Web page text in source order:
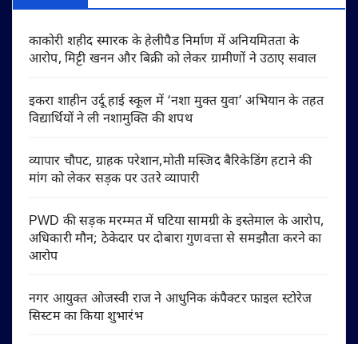
काकोरी शहीद स्मारक के हेलीपैड निर्माण में अनियमितता के
आरोप, मिट्टी खनन और बिक्री को लेकर ग्रामीणों ने उठाए सवाल
इकरा शाहीन उर्दू हाई स्कूल में ‘नशा मुक्त युवा’ अभियान के तहत
विद्यार्थियों ने ली नशामुक्ति की शपथ
व्यापार चौपट, ग्राहक परेशान,मोती मस्जिद बैरिकेडिंग हटाने की
मांग को लेकर सड़क पर उतरे व्यापारी
PWD की सड़क मरम्मत में घटिया सामग्री के इस्तेमाल के आरोप,
अधिकारी मौन; ठेकेदार पर दोबारा गुणवत्ता से समझौता करने का
आरोप
नगर आयुक्त ओजस्वी राज ने आधुनिक कंपैक्टर फाइल स्टोरेज
सिस्टम का किया शुभारंभ